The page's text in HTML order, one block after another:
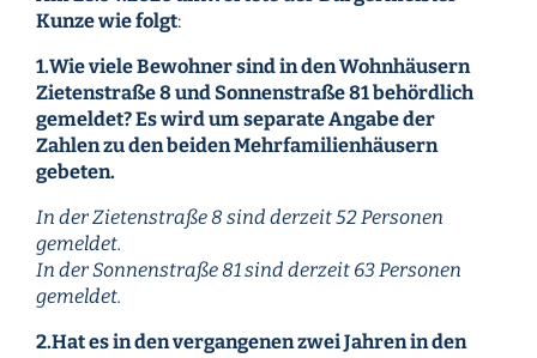
Kunze wie folgt:
1.Wie viele Bewohner sind in den Wohnhäusern
Zietenstraße 8 und Sonnenstraße 81 behördlich
gemeldet? Es wird um separate Angabe der
Zahlen zu den beiden Mehrfamilienhäusern
gebeten.
In der Zietenstraße 8 sind derzeit 52 Personen
gemeldet.
In der Sonnenstraße 81 sind derzeit 63 Personen
gemeldet.
2.Hat es in den vergangenen zwei Jahren in den